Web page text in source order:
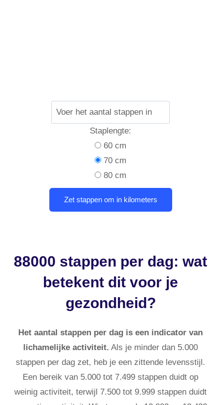
Staplengte:
60 cm
70 cm
80 cm
88000 stappen per dag: wat
betekent dit voor je
gezondheid?
Het aantal stappen per dag is een indicator van
lichamelijke activiteit. Als je minder dan 5.000
stappen per dag zet, heb je een zittende levensstijl.
Een bereik van 5.000 tot 7.499 stappen duidt op
weinig activiteit, terwijl 7.500 tot 9.999 stappen duidt